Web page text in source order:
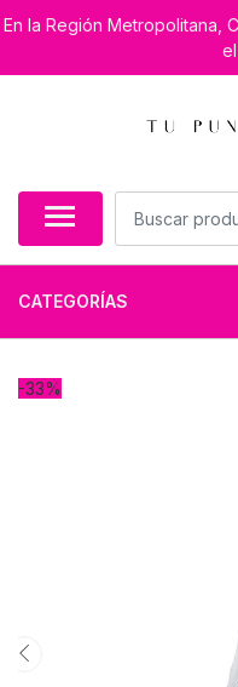
En la Región Metropolitana,
CATEGORÍAS
-33%